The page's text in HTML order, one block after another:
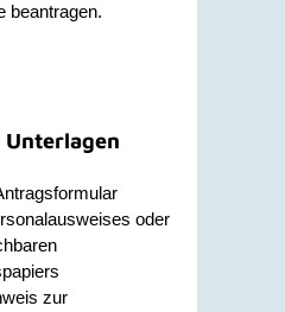
beantragen.
oder
zur